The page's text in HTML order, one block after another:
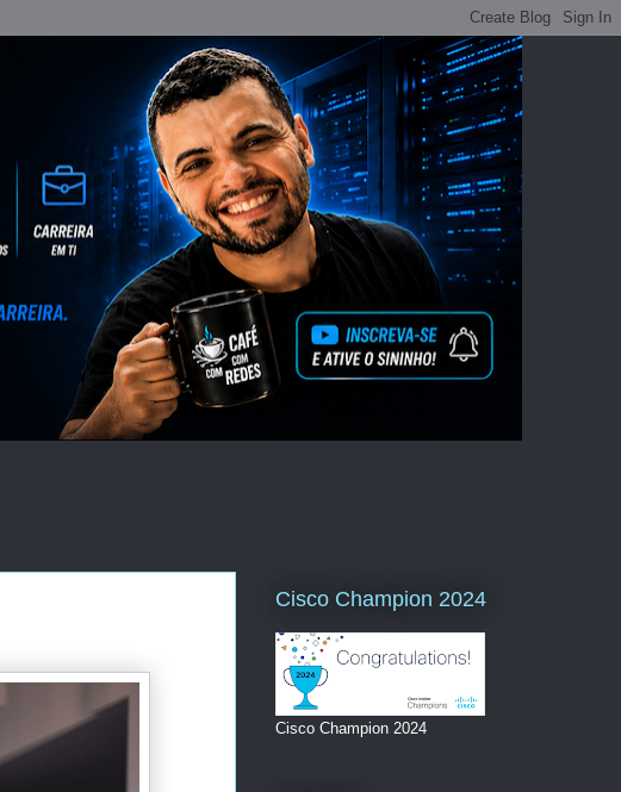
Cisco Champion 2024
Cisco Champion 2024